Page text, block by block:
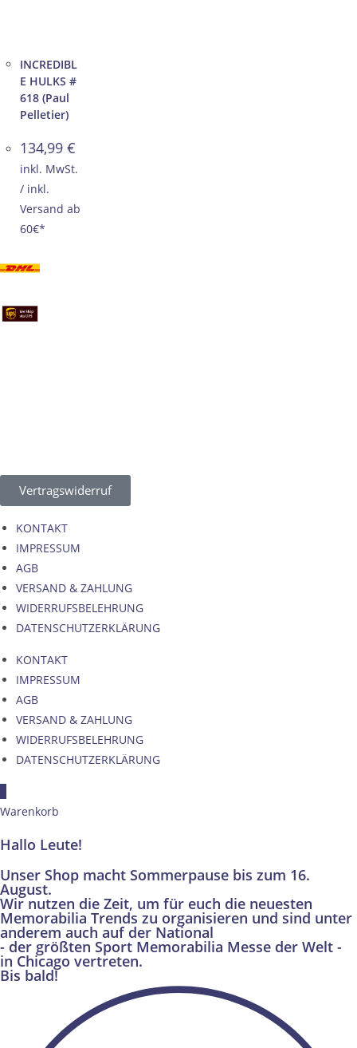
INCREDIBL
E HULKS #
618 (Paul
Pelletier)
134,99 €
inkl. MwSt.
/ inkl.
Versand ab
60€*
Vertragswiderruf
KONTAKT
IMPRESSUM
AGB
VERSAND & ZAHLUNG
WIDERRUFSBELEHRUNG
DATENSCHUTZERKLÄRUNG
KONTAKT
IMPRESSUM
AGB
VERSAND & ZAHLUNG
WIDERRUFSBELEHRUNG
DATENSCHUTZERKLÄRUNG
Warenkorb
Hallo Leute!
Unser Shop macht Sommerpause bis zum 16.
August.
Wir nutzen die Zeit, um für euch die neuesten
Memorabilia Trends zu organisieren und sind unter
anderem auch auf der National
- der größten Sport Memorabilia Messe der Welt -
in Chicago vertreten.
Bis bald!